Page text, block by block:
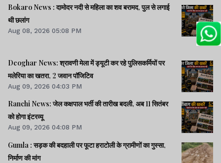
Bokaro News : दामोदर नदी से महिला का शव बरामद, पुल से लगाई
थी छलांग
Aug 08, 2026 05:08 PM
Deoghar News: श्रावणी मेला में ड्यूटी कर रहे पुलिसकर्मियों पर
मलेरिया का खतरा, 2 जवान पॉजिटिव
Aug 09, 2026 04:03 PM
Ranchi News: जेल कक्षपाल भर्ती की तारीख बदली, अब 11 सितंबर
को होगा इंटरव्यू
Aug 09, 2026 04:08 PM
Gumla : सड़क की बदहाली पर फूटा हराटोली के ग्रामीणों का गुस्सा,
निर्माण की मांग